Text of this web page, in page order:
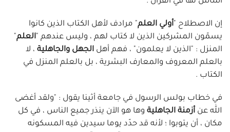
إن الاصطلاح "أولي العلم" مرادف لأهل الكتاب الذين كانوا
يسمّون المشركين الذين لا كتاب لهم ، وليس عندهم "العلم"
المنزل : "الذين لا يعلمون" ، فهم أهل الجهل والجاهلية ، لا
بالعلم المعروف والمعارف البشرية ، بل بالعلم المنزل في
الكتاب .
في خطاب بولس الرسول في جامعة أثينا يقول : "ولقد أغضى
الله عن أزمنة الجاهلية وها هو الآن ينذر جميع الناس ، في كل
مكان ، أن يتوبوا ؛ لأنه قد حدّد يوما سيدين فيه المسكونه